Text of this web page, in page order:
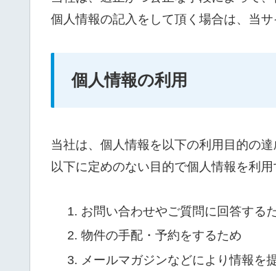
個人情報の記入をして頂く場合は、当
個人情報の利用
当社は、個人情報を以下の利用目的の
以下に定めのない目的で個人情報を利
お問い合わせやご質問に回答する
物件の手配・予約をするため
メールマガジンなどにより情報を